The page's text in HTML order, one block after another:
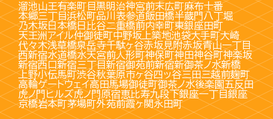
溜池山王有楽町目黒明治神宮前末広町麻布十番
本郷三丁目浜松町品川 表参道飯田橋半蔵門八丁堀
乃木坂日本橋日比谷二重橋前内幸町東銀座田町
天王洲アイル仲御徒町中野坂上築地池袋大手町大崎
代々木浅草橋泉岳寺千駄ヶ谷赤坂見附赤坂青山一丁目
西新宿水道橋水天宮前人形町神保町神田神谷町神楽坂
新宿西口新宿三丁目新宿御苑前新宿新御茶ノ水新橋
上野小伝馬町渋谷秋葉原市ヶ谷四ッ谷三田三越前麹町
高輪ゲートウェイ高田馬場御徒町御茶ノ水後楽園五反田
虎ノ門ヒルズ虎ノ門原宿恵比寿九段下銀座一丁目銀座
京橋岩本町茅場町外苑前霞ヶ関永田町